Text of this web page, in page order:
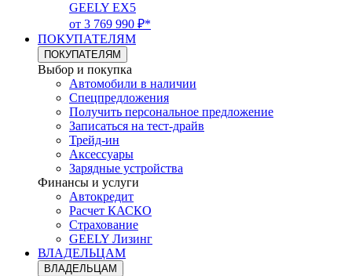
GEELY EX5
от 3 769 990 ₽*
ПОКУПАТЕЛЯМ
ПОКУПАТЕЛЯМ
Выбор и покупка
Автомобили в наличии
Спецпредложения
Получить персональное предложение
Записаться на тест-драйв
Трейд-ин
Аксессуары
Зарядные устройства
Финансы и услуги
Автокредит
Расчет КАСКО
Страхование
GEELY Лизинг
ВЛАДЕЛЬЦАМ
ВЛАДЕЛЬЦАМ